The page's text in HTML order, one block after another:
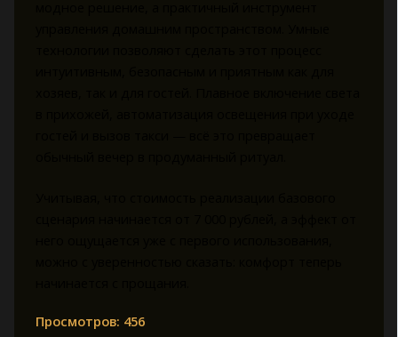
Просмотров: 456